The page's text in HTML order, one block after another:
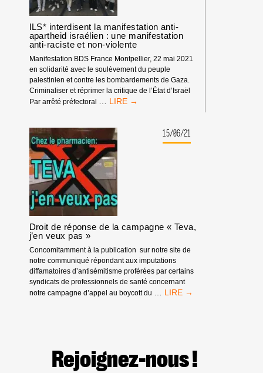
ILS* interdisent la manifestation anti-
apartheid israélien : une manifestation
anti-raciste et non-violente
Manifestation BDS France Montpellier, 22 mai 2021
en solidarité avec le soulèvement du peuple
palestinien et contre les bombardements de Gaza.
Criminaliser et réprimer la critique de l’État d’Israël
Par arrêté préfectoral
ILS*
MANIFESTATION
ANTI-
APARTHEID
ISRAÉLIEN
:
UNE
MANIFESTATION
ANTI-
RACISTE
ET
VIOLENTE
15/06/21
Droit de réponse de la campagne « Teva,
j’en veux pas »
Concomitamment à la publication sur notre site de
notre communiqué répondant aux imputations
diffamatoires d’antisémitisme proférées par certains
syndicats de professionnels de santé concernant
notre campagne d’appel au boycott du
DROIT
« TEVA,
J’EN
Rejoignez-nous !